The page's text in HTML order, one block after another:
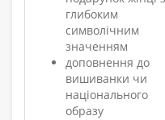
глибоким
символічним
значенням
доповнення до
вишиванки чи
національного
образу